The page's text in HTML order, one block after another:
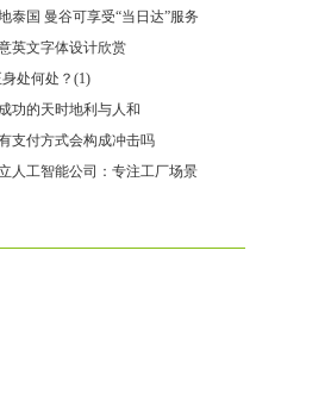
泰国 曼谷可享受“当日达”服务
英文字体设计欣赏
处何处？(1)
功的天时地利与人和
支付方式会构成冲击吗
人工智能公司：专注工厂场景